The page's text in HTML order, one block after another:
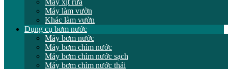
Máy làm vườn
Khác làm vườn
Dụng cụ bơm nước
Máy bơm nước
Máy bơm chìm nước
Máy bơm chìm nước sạch
Máy bơm chìm nước thải